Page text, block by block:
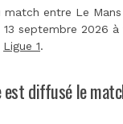
entre Le
septembre 2026 à
Ligue 1.
est diffusé le